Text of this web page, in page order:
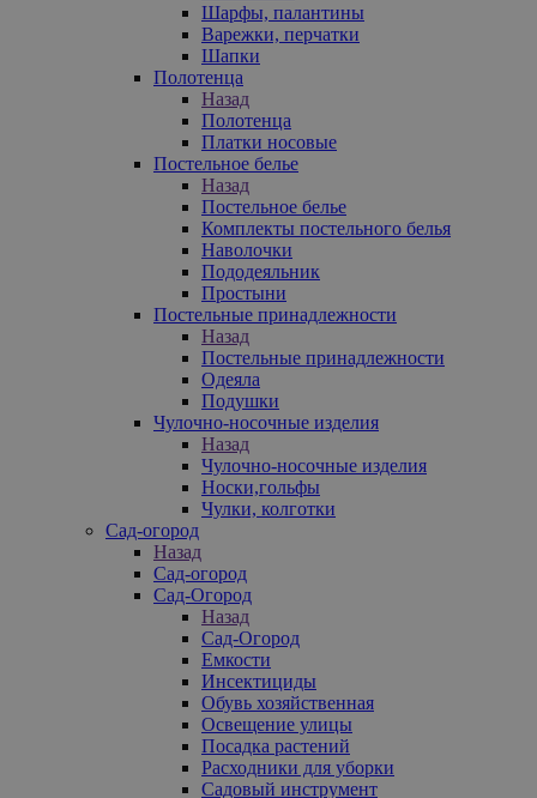
Шарфы, палантины
Варежки, перчатки
Шапки
Полотенца
Назад
Полотенца
Платки носовые
Постельное белье
Назад
Постельное белье
Комплекты постельного белья
Наволочки
Пододеяльник
Простыни
Постельные принадлежности
Назад
Постельные принадлежности
Одеяла
Подушки
Чулочно-носочные изделия
Назад
Чулочно-носочные изделия
Носки,гольфы
Чулки, колготки
Сад-огород
Назад
Сад-огород
Сад-Огород
Назад
Сад-Огород
Емкости
Инсектициды
Обувь хозяйственная
Освещение улицы
Посадка растений
Расходники для уборки
Садовый инструмент